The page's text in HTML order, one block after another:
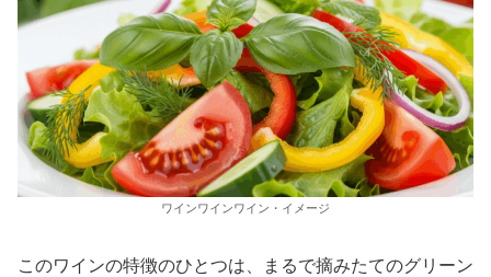
ワインワインワイン・イメージ
このワインの特徴のひとつは、まるで摘みたてのグリーン